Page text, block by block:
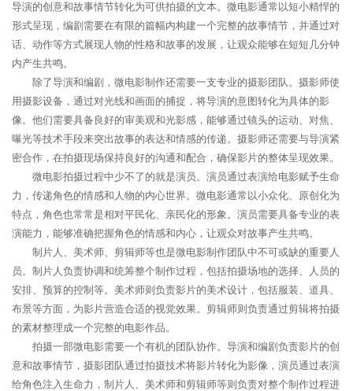
导演的创意和故事情节转化为可供拍摄的文本。微电影通常以短小精悍的
形式呈现，编剧需要在有限的篇幅内构建一个完整的故事情节，并通过对
话、动作等方式展现人物的性格和故事的发展，让观众能够在短短几分钟
内产生共鸣。
除了导演和编剧，微电影制作还需要一支专业的摄影团队。摄影师使
用摄影设备，通过对光线和画面的捕捉，将导演的意图转化为具体的影
像。他们需要具备良好的审美观和光影感，能够通过镜头的运动、对焦、
曝光等技术手段来突出故事的表达和情感的传递。摄影师还需要与导演紧
密合作，在拍摄现场保持良好的沟通和配合，确保影片的整体呈现效果。
微电影拍摄过程中少不了的就是演员。演员通过表演给电影赋予生命
力，传递角色的情感和人物的内心世界。微电影通常以小众化、原创化为
特点，角色也常常是相对平民化、亲民化的形象。演员需要具备专业的表
演能力，能够准确把握角色的情感和内心，让观众对故事产生共鸣。
制片人、美术师、剪辑师等也是微电影制作团队中不可或缺的重要人
员。制片人负责协调和统筹整个制作过程，包括拍摄场地的选择、人员的
安排、预算的控制等。美术师则负责影片的美术设计，包括服装、道具、
布景等方面，为影片营造合适的视觉效果。剪辑师则负责通过剪辑将拍摄
的素材整理成一个完整的电影作品。
拍摄一部微电影需要一个有机的团队协作。导演和编剧负责影片的创
意和故事情节，摄影团队通过拍摄技术将影片转化为影像，演员通过表演
给角色注入生命力，制片人、美术师和剪辑师等则负责对整个制作过程进